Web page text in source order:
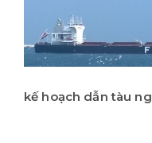
kế hoạch dẫn tàu